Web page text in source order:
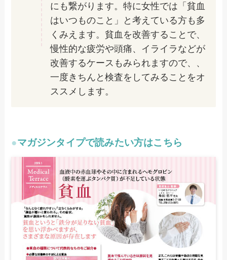
にも繋がります。特に女性では「貧血
はいつものこと」と考えている方も多
くみえます。貧血を改善することで、
慢性的な疲労や頭痛、イライラなどが
改善するケースもみられますので、、
一度きちんと検査をしてみることをオ
ススメします。
●マガジンタイプで読みたい方はこちら